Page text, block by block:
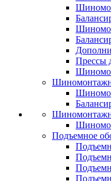
Прессы
Подъемное